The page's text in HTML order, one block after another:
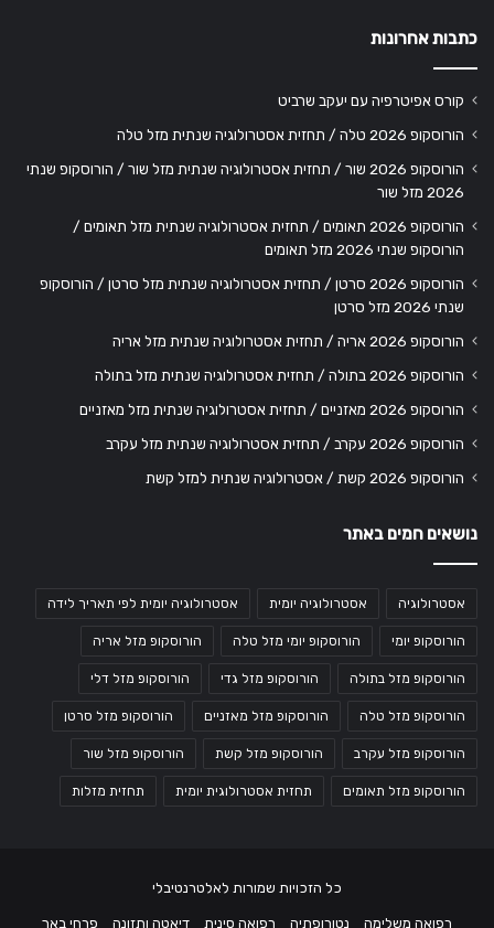
כתבות אחרונות
קורס אפיטרפיה עם יעקב שרביט
הורוסקופ 2026 טלה / תחזית אסטרולוגיה שנתית מזל טלה
הורוסקופ 2026 שור / תחזית אסטרולוגיה שנתית מזל שור / הורוסקופ שנתי
2026 מזל שור
הורוסקופ 2026 תאומים / תחזית אסטרולוגיה שנתית מזל תאומים /
הורוסקופ שנתי 2026 מזל תאומים
הורוסקופ 2026 סרטן / תחזית אסטרולוגיה שנתית מזל סרטן / הורוסקופ
שנתי 2026 מזל סרטן
הורוסקופ 2026 אריה / תחזית אסטרולוגיה שנתית מזל אריה
הורוסקופ 2026 בתולה / תחזית אסטרולוגיה שנתית מזל בתולה
הורוסקופ 2026 מאזניים / תחזית אסטרולוגיה שנתית מזל מאזניים
הורוסקופ 2026 עקרב / תחזית אסטרולוגיה שנתית מזל עקרב
הורוסקופ 2026 קשת / אסטרולוגיה שנתית למזל קשת
נושאים חמים באתר
אסטרולוגיה אסטרולוגיה יומית אסטרולוגיה יומית לפי תאריך לידה
הורוסקופ יומי הורוסקופ יומי מזל טלה הורוסקופ מזל אריה
הורוסקופ מזל בתולה הורוסקופ מזל גדי הורוסקופ מזל דלי
הורוסקופ מזל טלה הורוסקופ מזל מאזניים הורוסקופ מזל סרטן
הורוסקופ מזל עקרב הורוסקופ מזל קשת הורוסקופ מזל שור
הורוסקופ מזל תאומים תחזית אסטרולוגית יומית תחזית מזלות
כל הזכויות שמורות לאלטרנטיבלי
רפואה משלימה נטורופתיה רפואה סינית דיאטה ותזונה פרחי באך